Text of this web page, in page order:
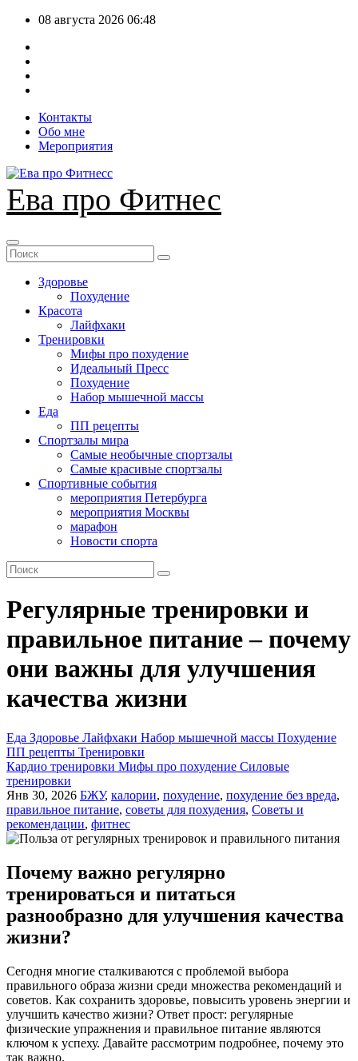
Перейти
содержимому
08 августа 2026 06:48
Контакты
Обо мне
Мероприятия
Ева про Фитнес
Здоровье
Похудение
Красота
Лайфхаки
Тренировки
Мифы про похудение
Идеальный Пресс
Похудение
Набор мышечной массы
Еда
ПП рецепты
Спортзалы мира
Самые необычные спортзалы
Самые красивые спортзалы
Спортивные события
мероприятия Петербурга
мероприятия Москвы
марафон
Новости спорта
Регулярные тренировки и
правильное питание – почему
они важны для улучшения
качества жизни
Еда Здоровье Лайфхаки Набор мышечной массы Похудение
ПП рецепты Тренировки
Кардио тренировки Мифы про похудение Силовые
тренировки
Янв 30, 2026 БЖУ, калории, похудение, похудение без вреда,
правильное питание, советы для похудения, Советы и
рекомендации, фитнес
Почему важно регулярно
тренироваться и питаться
разнообразно для улучшения качества
жизни?
Сегодня многие сталкиваются с проблемой выбора
правильного образа жизни среди множества рекомендаций и
советов. Как сохранить здоровье, повысить уровень энергии и
улучшить качество жизни? Ответ прост: регулярные
физические упражнения и правильное питание являются
ключом к успеху. Давайте рассмотрим подробнее, почему это
так важно.